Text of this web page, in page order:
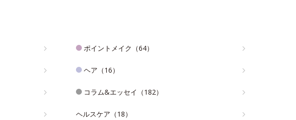
ポイントメイク（64）
ヘア（16）
コラム&エッセイ（182）
ヘルスケア（18）